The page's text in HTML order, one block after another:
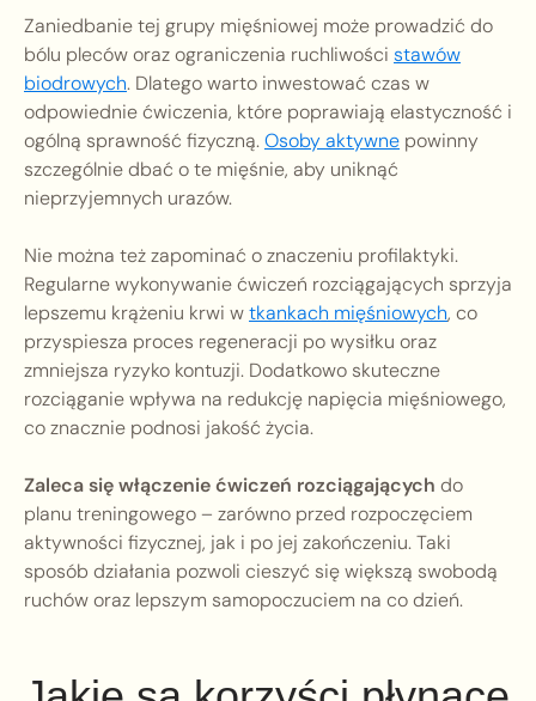
Zaniedbanie tej grupy mięśniowej może prowadzić do
bólu pleców oraz ograniczenia ruchliwości stawów
biodrowych. Dlatego warto inwestować czas w
odpowiednie ćwiczenia, które poprawiają elastyczność i
ogólną sprawność fizyczną.Osoby aktywne powinny
szczególnie dbać o te mięśnie, aby uniknąć
nieprzyjemnych urazów.
Nie można też zapominać o znaczeniu profilaktyki.
Regularne wykonywanie ćwiczeń rozciągających sprzyja
lepszemu krążeniu krwi wtkankach mięśniowych, co
przyspiesza proces regeneracji po wysiłku oraz
zmniejsza ryzyko kontuzji. Dodatkowo skuteczne
rozciąganie wpływa na redukcję napięcia mięśniowego,
co znacznie podnosi jakość życia.
Zaleca się włączenie ćwiczeń rozciągających do
planu treningowego – zarówno przed rozpoczęciem
aktywności fizycznej, jak i po jej zakończeniu. Taki
sposób działania pozwoli cieszyć się większą swobodą
ruchów oraz lepszym samopoczuciem na co dzień.